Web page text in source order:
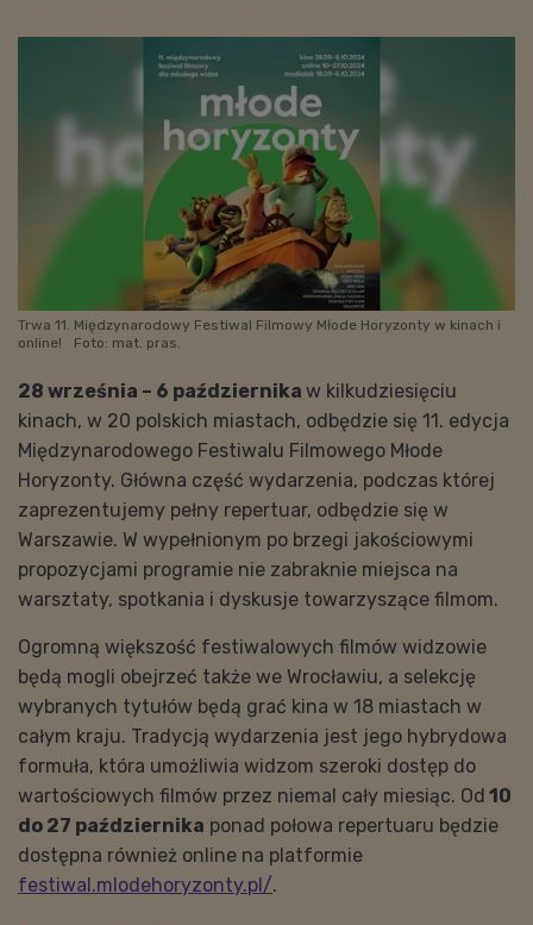
Trwa 11. Międzynarodowy Festiwal Filmowy Młode Horyzonty w kinach i
online!
Foto: mat. pras.
28 września – 6 października w kilkudziesięciu
kinach, w 20 polskich miastach, odbędzie się 11. edycja
Międzynarodowego Festiwalu Filmowego Młode
Horyzonty. Główna część wydarzenia, podczas której
zaprezentujemy pełny repertuar, odbędzie się w
Warszawie. W wypełnionym po brzegi jakościowymi
propozycjami programie nie zabraknie miejsca na
warsztaty, spotkania i dyskusje towarzyszące filmom.
Ogromną większość festiwalowych filmów widzowie
będą mogli obejrzeć także we Wrocławiu, a selekcję
wybranych tytułów będą grać kina w 18 miastach w
całym kraju. Tradycją wydarzenia jest jego hybrydowa
formuła, która umożliwia widzom szeroki dostęp do
wartościowych filmów przez niemal cały miesiąc. Od 10
do 27 października ponad połowa repertuaru będzie
dostępna również online na platformie
festiwal.mlodehoryzonty.pl/.